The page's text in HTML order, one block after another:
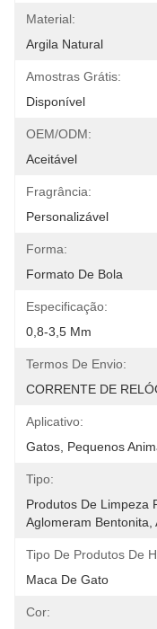
Material:
Argila Natural
Amostras Grátis:
Disponível
OEM/ODM:
Aceitável
Fragrância:
Personalizável
Forma:
Formato De Bola
Especificação:
0,8-3,5 Mm
Termos De Envio:
CORRENTE DE
Aplicativo:
Gatos, Pequenos
Tipo:
Produtos De Limpeza
Aglomeram Bentonita,
Tipo De Produtos De
Maca De Gato
Cor: